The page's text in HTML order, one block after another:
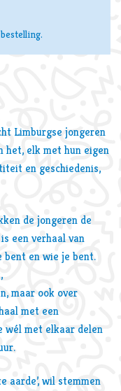
Limburgse jongeren
het, elk met hun eigen
en geschiedenis,
de jongeren de
een verhaal van
bent en wie je bent.
maar ook over
met een
wél met elkaar delen
aarde’, wil stemmen